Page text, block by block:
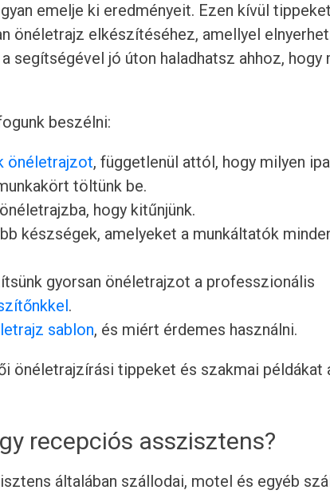
emelje ki eredményeit. Ezen kívül
önéletrajz elkészítéséhez, amellyel
a segítségével jó úton haladhatsz ahhoz, hogy
beszélni:
önéletrajzot, függetlenül attól, hogy milyen
töltünk be.
hogy kitűnjünk.
készségek, amelyeket a munkáltatók
gyorsan önéletrajzot a professzionális
.
sablon, és miért érdemes használni.
önéletrajzírási tippeket és szakmai példákat
recepciós asszisztens?
általában szállodai, motel és egyéb